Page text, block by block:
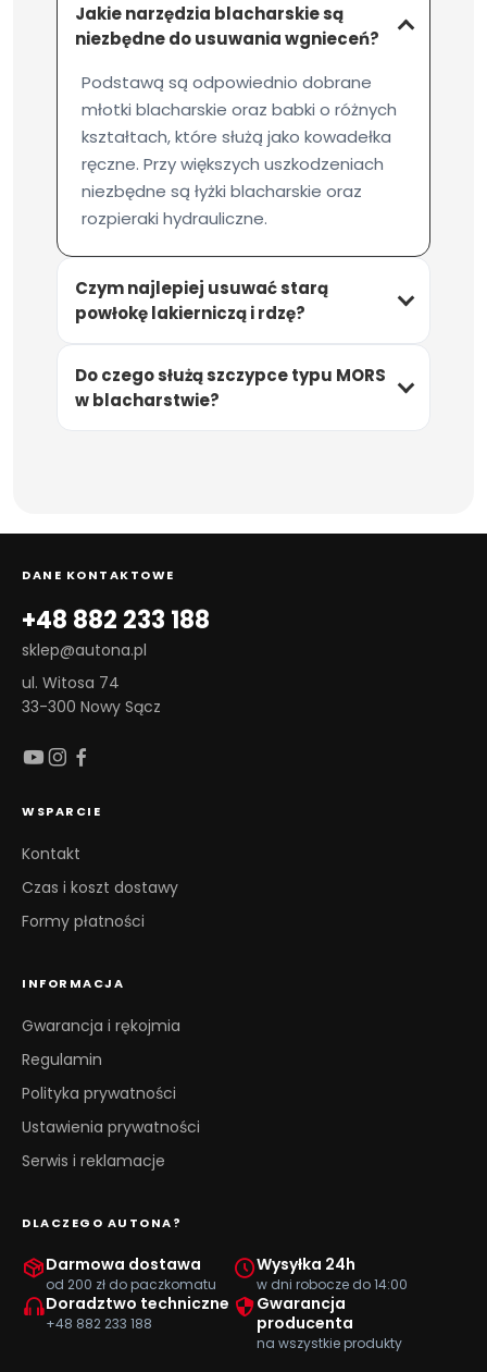
Jakie narzędzia blacharskie są
niezbędne do usuwania wgnieceń?
Podstawą są odpowiednio dobrane
młotki blacharskie oraz babki o różnych
kształtach, które służą jako kowadełka
ręczne. Przy większych uszkodzeniach
niezbędne są łyżki blacharskie oraz
rozpieraki hydrauliczne.
Czym najlepiej usuwać starą
powłokę lakierniczą i rdzę?
Do czego służą szczypce typu MORS
w blacharstwie?
DANE KONTAKTOWE
+48 882 233 188
sklep@autona.pl
ul. Witosa 74
33-300 Nowy Sącz
WSPARCIE
Kontakt
Czas i koszt dostawy
Formy płatności
INFORMACJA
Gwarancja i rękojmia
Regulamin
Polityka prywatności
Ustawienia prywatności
Serwis i reklamacje
DLACZEGO AUTONA?
Darmowa dostawa
od 200 zł do paczkomatu
Wysyłka 24h
w dni robocze do 14:00
Doradztwo techniczne
+48 882 233 188
Gwarancja
producenta
na wszystkie produkty